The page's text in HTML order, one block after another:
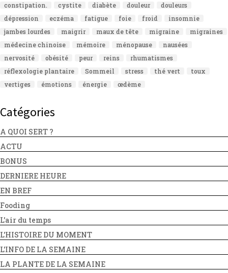
constipation.
cystite diabète douleur
douleurs
dépression
eczéma fatigue foie froid
insomnie
jambes lourdes
maigrir maux de tête migraine
migraines
médecine chinoise
mémoire ménopause
nausées
nervosité
obésité peur reins
rhumatismes
réflexologie plantaire
Sommeil stress thé vert
toux
vertiges
émotions énergie œdème
Catégories
A QUOI SERT ?
ACTU
BONUS
DERNIERE HEURE
EN BREF
Fooding
L'air du temps
L'HISTOIRE DU MOMENT
L'INFO DE LA SEMAINE
LA PLANTE DE LA SEMAINE